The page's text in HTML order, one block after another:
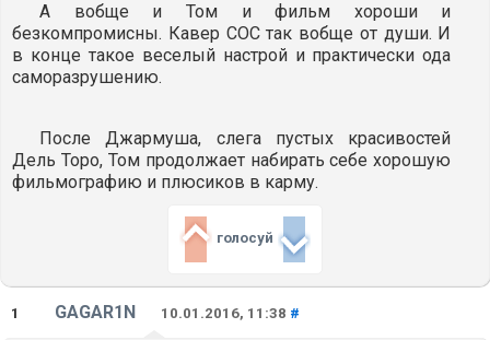
А вобще и Том и фильм хороши и
безкомпромисны. Кавер СОС так вобще от души. И
в конце такое веселый настрой и практически ода
саморазрушению.
После Джармуша, слега пустых красивостей
Дель Торо, Том продолжает набирать себе хорошую
фильмографию и плюсиков в карму.
голосуй
1 GAGAR1N 10.01.2016, 11:38 #